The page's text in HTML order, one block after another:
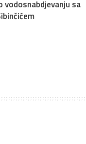
vodosnabdjevanju sa